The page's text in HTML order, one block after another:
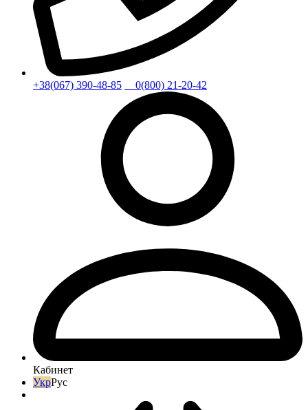
+38(067) 390-48-85 0(800) 21-20-42
Кабинет
УкрРус